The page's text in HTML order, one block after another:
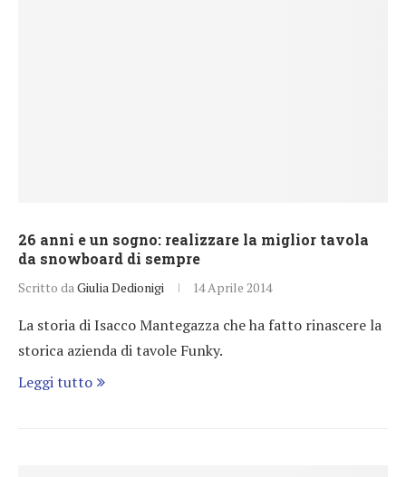
26 anni e un sogno: realizzare la miglior tavola
da snowboard di sempre
Scritto da Giulia Dedionigi 14 Aprile 2014
La storia di Isacco Mantegazza che ha fatto rinascere la
storica azienda di tavole Funky.
Leggi tutto